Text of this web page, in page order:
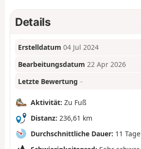
Details
Erstelldatum 04 Jul 2024
Bearbeitungsdatum 22 Apr 2026
Letzte Bewertung –
Aktivität: Zu Fuß
Distanz: 236,61 km
Durchschnittliche Dauer: 11 Tage